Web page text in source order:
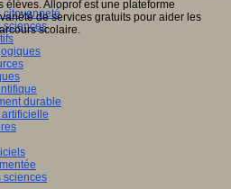
citoyenneté
sciences
durable
sciences
Alloprof est une plateforme
de services gratuits pour aider les
scolaire.